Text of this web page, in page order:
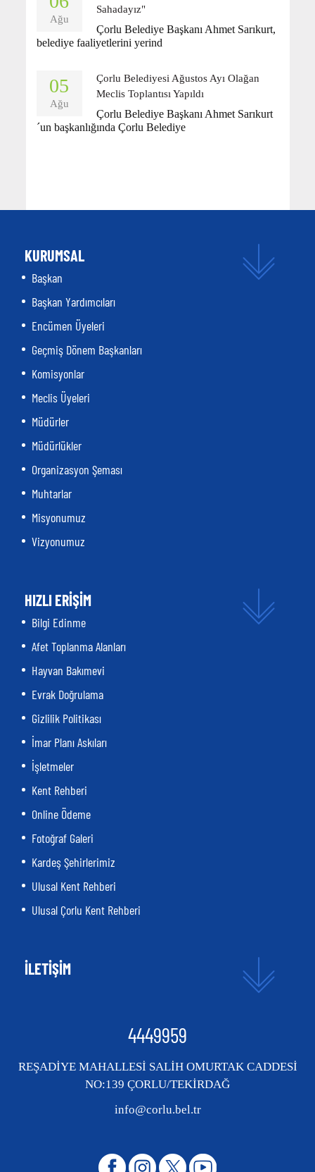
Ağu
Sahadayız"
Çorlu Belediye Başkanı Ahmet Sarıkurt,
belediye faaliyetlerini yerind
05
Ağu
Çorlu Belediyesi Ağustos Ayı Olağan
Meclis Toplantısı Yapıldı
Çorlu Belediye Başkanı Ahmet Sarıkurt
´un başkanlığında Çorlu Belediye
KURUMSAL
Başkan
Başkan Yardımcıları
Encümen Üyeleri
Geçmiş Dönem Başkanları
Komisyonlar
Meclis Üyeleri
Müdürler
Müdürlükler
Organizasyon Şeması
Muhtarlar
Misyonumuz
Vizyonumuz
HIZLI ERİŞİM
Bilgi Edinme
Afet Toplanma Alanları
Hayvan Bakımevi
Evrak Doğrulama
Gizlilik Politikası
İmar Planı Askıları
İşletmeler
Kent Rehberi
Online Ödeme
Fotoğraf Galeri
Kardeş Şehirlerimiz
Ulusal Kent Rehberi
Ulusal Çorlu Kent Rehberi
İLETİŞİM
4449959
REŞADİYE MAHALLESİ SALİH OMURTAK CADDESİ
NO:139 ÇORLU/TEKİRDAĞ
info@corlu.bel.tr